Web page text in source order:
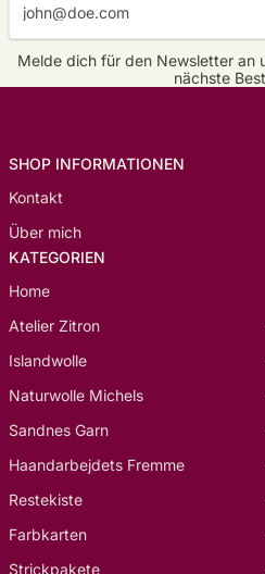
Melde dich für den Newsletter an
nächste
SHOP INFORMATIONEN
Kontakt
Über mich
KATEGORIEN
Home
Atelier Zitron
Islandwolle
Naturwolle Michels
Sandnes Garn
Haandarbejdets Fremme
Restekiste
Farbkarten
Strickpakete